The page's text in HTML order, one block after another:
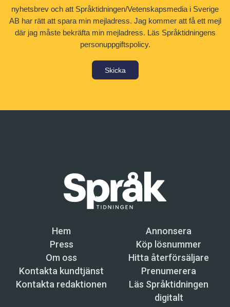
nyhetsbrev och att Språktidningen/Vetenskapsmedia i Sverige
AB har rätt att spara min mejladress. Jag kommer att få ett mejl
där jag måste bekräfta min mejladress. Läs Språktidningens
personuppgiftspolicy.
Skicka
Hem
Annonsera
Press
Köp lösnummer
Om oss
Hitta återförsäljare
Kontakta kundtjänst
Prenumerera
Kontakta redaktionen
Läs Språktidningen
digitalt